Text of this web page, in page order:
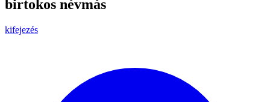
birtokos névmás
kifejezés